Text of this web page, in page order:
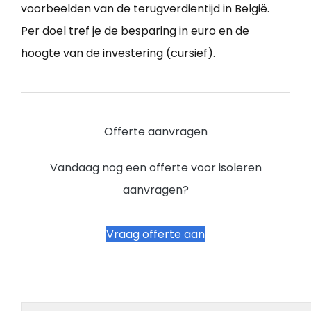
voorbeelden van de terugverdientijd in België.
Per doel tref je de besparing in euro en de
hoogte van de investering (cursief).
Offerte aanvragen
Vandaag nog een offerte voor isoleren
aanvragen?
Vraag offerte aan